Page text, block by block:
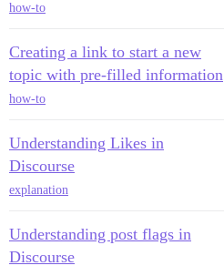
how-to
Creating a link to start a new
topic with pre-filled information
how-to
Understanding Likes in
Discourse
explanation
Understanding post flags in
Discourse